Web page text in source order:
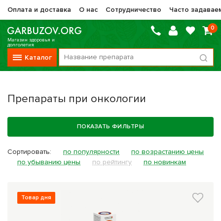
Оплата и доставка О нас Сотрудничество Часто
Магазин здоровья и
долголетия
Каталог
0
Vitauct / Витаукт
Препараты НТК Жизненная Сила
Сашера-Мед
Оптисалт
Препараты при онкологии
Прочие фитопрепараты
Препараты при онкологии
ПОКАЗАТЬ ФИЛЬТРЫ
Сортировать: по популярности
по возрастанию цены
по убыванию цены
по рейтингу по новинкам
Товар дня